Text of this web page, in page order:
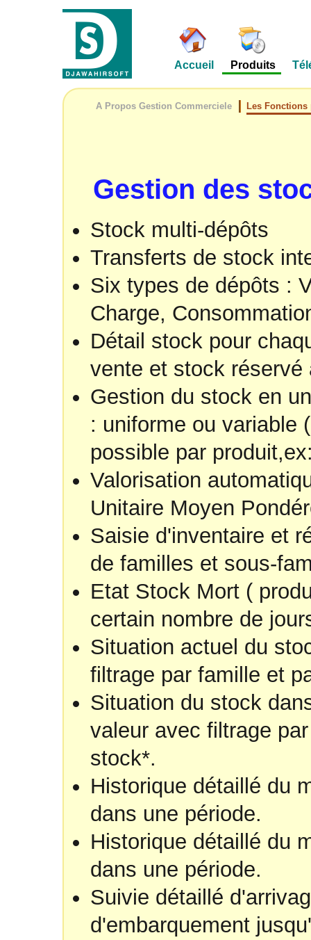
Accueil Produits
A Propos Gestion Commerciele Les
Gestion des
Stock multi-dépôts
Transferts de stock
Six types de dépôts :
Charge,
Détail stock pour
vente et stock réservé
Gestion du stock en
: uniforme ou variable
possible par
Valorisation
Unitaire Moyen
Saisie d'inventaire et
de familles et sous-
Etat Stock Mort (
certain nombre de
Situation actuel du
filtrage par famille et
Situation du stock
valeur avec filtrage
stock*.
Historique détaillé du
dans une période.
Historique détaillé du
dans une période.
Suivie détaillé
d'embarquement